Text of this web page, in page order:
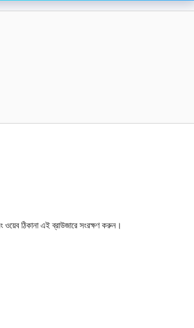
ওয়েব ঠিকানা এই ব্রাউজারে সংরক্ষণ করুন।